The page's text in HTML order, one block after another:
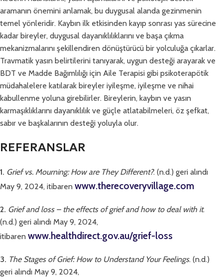
aramanın önemini anlamak, bu duygusal alanda gezinmenin
temel yönleridir. Kaybın ilk etkisinden kayıp sonrası yas sürecine
kadar bireyler, duygusal dayanıklılıklarını ve başa çıkma
mekanizmalarını şekillendiren dönüştürücü bir yolculuğa çıkarlar.
Travmatik yasın belirtilerini tanıyarak, uygun desteği arayarak ve
BDT ve Madde Bağımlılığı için Aile Terapisi gibi psikoterapötik
müdahalelere katılarak bireyler iyileşme, iyileşme ve nihai
kabullenme yoluna girebilirler. Bireylerin, kaybın ve yasın
karmaşıklıklarını dayanıklılık ve güçle atlatabilmeleri, öz şefkat,
sabır ve başkalarının desteği yoluyla olur.
REFERANSLAR
1. Grief vs. Mourning: How are They Different?. (n.d.) geri alındı
May 9, 2024, itibaren www.therecoveryvillage.com
2. Grief and loss – the effects of grief and how to deal with it.
(n.d.) geri alındı May 9, 2024,
itibaren www.healthdirect.gov.au/grief-loss
3. The Stages of Grief: How to Understand Your Feelings. (n.d.)
geri alındı May 9, 2024,